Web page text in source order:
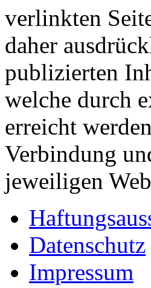
verlinkten
daher
publizierten
welche durch
erreicht
Verbindung
jeweiligen
Datenschutz
Impressum